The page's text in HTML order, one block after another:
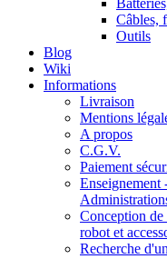
Câbles,
Outils
Blog
Wiki
Informations
Livraison
Mentions
A propos
C.G.V.
Paiement
Enseignement
Conception
robot et
Recherche